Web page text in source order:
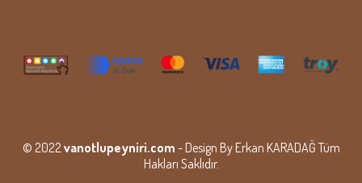
© 2022 vanotlupeyniri.com - Design By Erkan KARADAĞ Tüm
Hakları Saklıdır.